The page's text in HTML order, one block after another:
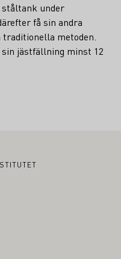
ståltank under
få sin andra
metoden.
jästfällning minst 12